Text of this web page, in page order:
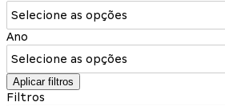
Selecione as opções
Ano
Selecione as opções
Aplicar filtros
Filtros